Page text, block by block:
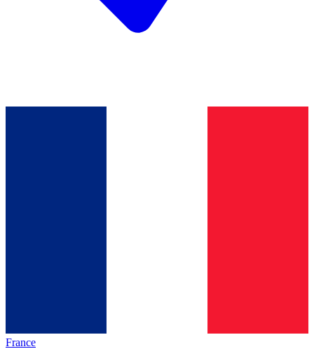
France